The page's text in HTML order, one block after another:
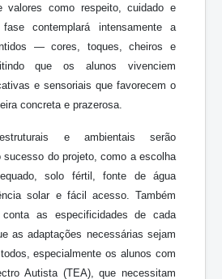
valores como respeito, cuidado e
contemplará intensamente a
— cores, toques, cheiros e
que os alunos vivenciem
e sensoriais que favorecem o
concreta e prazerosa.
e ambientais serão
sucesso do projeto, como a escolha
solo fértil, fonte de água
solar e fácil acesso. Também
as especificidades de cada
as adaptações necessárias sejam
especialmente os alunos com
Autista (TEA), que necessitam